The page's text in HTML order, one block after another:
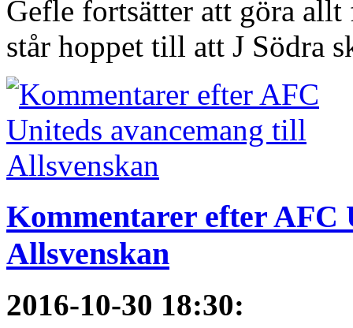
Gefle fortsätter att göra
står hoppet till att J Södra
Kommentarer efter AFC
Allsvenskan
2016-10-30 18:30: